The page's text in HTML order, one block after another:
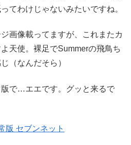
てわけじゃないみたいですね。
画像載ってますが、これまたカ
天使。裸足でSummerの飛鳥ち
（なんだそら）
で…エエです。グッと来るで
版 セブンネット